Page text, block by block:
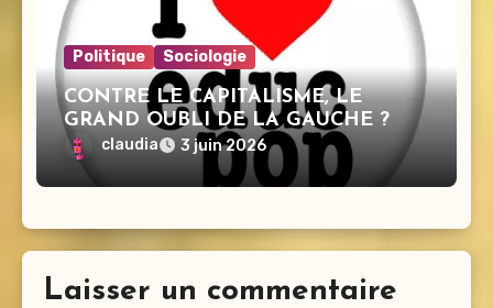
Politique Sociologie
CONTRE LE CAPITALISME, LE
GRAND OUBLI DE LA GAUCHE ?
claudia 3 juin 2026
Laisser un commentaire